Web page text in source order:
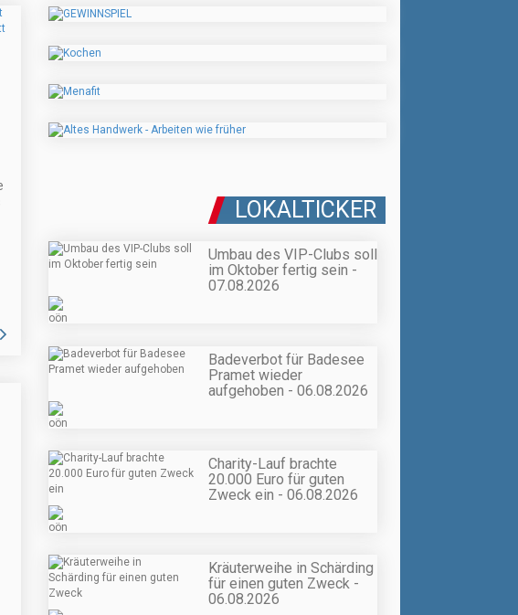
LOKALTICKER
Umbau des VIP-Clubs soll
im Oktober fertig sein -
07.08.2026
Badeverbot für Badesee
Pramet wieder
aufgehoben - 06.08.2026
Charity-Lauf brachte
20.000 Euro für guten
Zweck ein - 06.08.2026
Kräuterweihe in Schärding
für einen guten Zweck -
06.08.2026